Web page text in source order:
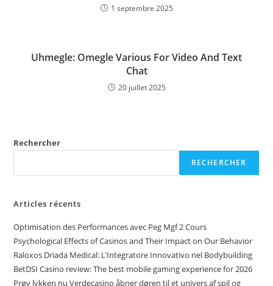
1 septembre 2025
Uhmegle: Omegle Various For Video And Text
Chat
20 juillet 2025
Rechercher
RECHERCHER
Articles récents
Optimisation des Performances avec Peg Mgf 2 Cours
Psychological Effects of Casinos and Their Impact on Our Behavior
Raloxos Driada Medical: L’Integratore Innovativo nel Bodybuilding
BetDSI Casino review: The best mobile gaming experience for 2026
Prøv lykken nu Verdecasino åbner døren til et univers af spil og